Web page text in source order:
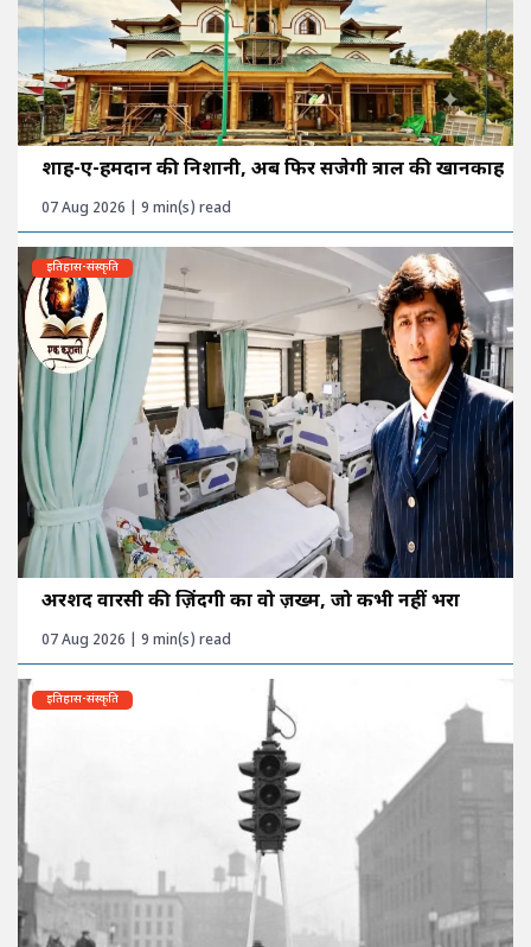
शाह-ए-हमदान की निशानी, अब फिर सजेगी त्राल की खानकाह
07 Aug 2026 | 9 min(s) read
इतिहास-संस्कृति
अरशद वारसी की ज़िंदगी का वो ज़ख्म, जो कभी नहीं भरा
07 Aug 2026 | 9 min(s) read
इतिहास-संस्कृति